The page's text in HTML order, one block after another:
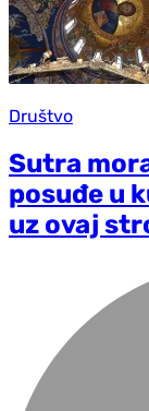
Društvo
Sutra
posuđe u
uz ovaj